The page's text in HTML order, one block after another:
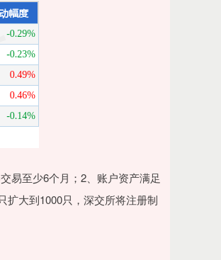
易至少6个月；2、账户资产满足
扩大到1000只，深交所将注册制